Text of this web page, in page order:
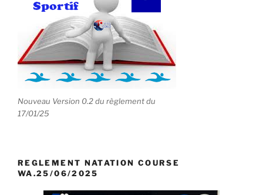
Nouveau Version 0.2 du règlement du
17/01/25
REGLEMENT NATATION COURSE
WA.25/06/2025